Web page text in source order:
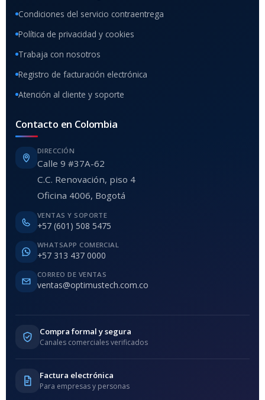
Condiciones del servicio contraentrega
Política de privacidad y cookies
Trabaja con nosotros
Registro de facturación electrónica
Atención al cliente y soporte
Contacto en Colombia
DIRECCIÓN
Calle 9 #37A-62
C.C. Renovación, piso 4
Oficina 4006, Bogotá
VENTAS Y SOPORTE
+57 (601) 508 5475
WHATSAPP COMERCIAL
+57 313 437 0000
CORREO DE VENTAS
ventas@optimustech.com.co
Compra formal y segura
Canales comerciales verificados
Factura electrónica
Para empresas y personas